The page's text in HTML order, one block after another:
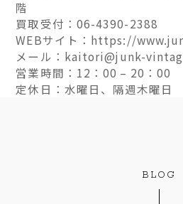
階
買取受付：06-4390-2388
WEBサイト：https://
メール：kaitori@junk-
営業時間：12：00 – 20：00
定休日：水曜日、隔週木曜日
BLOG